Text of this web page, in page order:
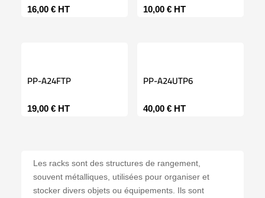
16,00 € HT 10,00 € HT
PP-A24FTP
19,00 € HT
PP-A24UTP6
40,00 € HT
Les racks sont des structures de rangement,
souvent métalliques, utilisées pour organiser et
stocker divers objets ou équipements. Ils sont